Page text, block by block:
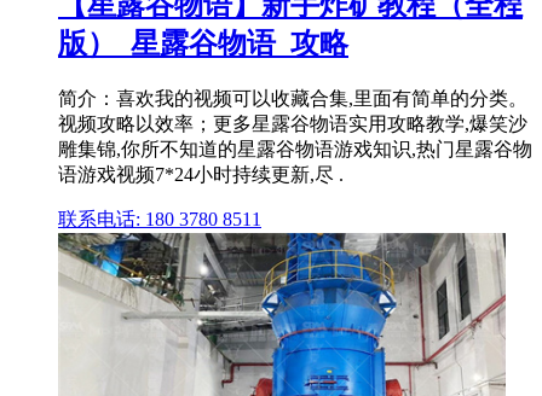
版）_星露谷物语_攻略
简介：喜欢我的视频可以收藏合集,里面有简单的分类。
视频攻略以效率；更多星露谷物语实用攻略教学,爆笑沙
雕集锦,你所不知道的星露谷物语游戏知识,热门星露谷物
语游戏视频7*24小时持续更新,尽 .
联系电话: 180 3780 8511